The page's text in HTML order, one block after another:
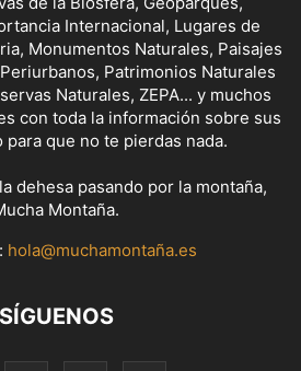
Internacional, Lugares de
Monumentos Naturales, Paisajes
Patrimonios Naturales
Naturales, ZEPA... y muchos
con toda la información sobre sus
que no te pierdas nada.
dehesa pasando por la montaña,
Montaña.
hola@muchamontaña.es
SÍGUENOS